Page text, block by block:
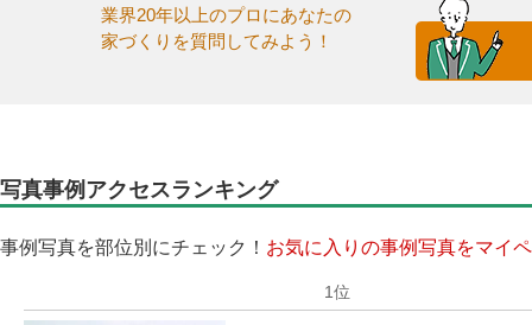
業界20年以上のプロにあなたの
家づくりを質問してみよう！
写真事例アクセスランキング
事例写真を部位別にチェック！ お気に入りの事例写真をマイ